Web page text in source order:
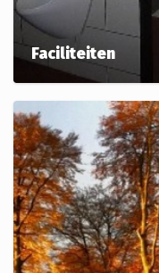
Faciliteiten
Een kleine
veel meer!